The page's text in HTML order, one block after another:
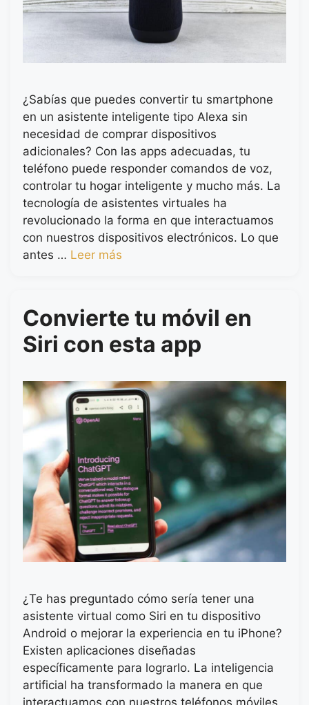
¿Sabías que puedes convertir tu smartphone
en un asistente inteligente tipo Alexa sin
necesidad de comprar dispositivos
adicionales? Con las apps adecuadas, tu
teléfono puede responder comandos de voz,
controlar tu hogar inteligente y mucho más. La
tecnología de asistentes virtuales ha
revolucionado la forma en que interactuamos
con nuestros dispositivos electrónicos. Lo que
antes … Leer más
Convierte tu móvil en
Siri con esta app
¿Te has preguntado cómo sería tener una
asistente virtual como Siri en tu dispositivo
Android o mejorar la experiencia en tu iPhone?
Existen aplicaciones diseñadas
específicamente para lograrlo. La inteligencia
artificial ha transformado la manera en que